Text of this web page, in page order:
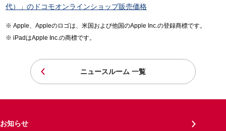
代）」のドコモオンラインショップ販売価格
Apple、Appleのロゴは、米国および他国のApple Inc.の登録商標です。
iPadはApple Inc.の商標です。
ニュースルーム 一覧
お知らせ